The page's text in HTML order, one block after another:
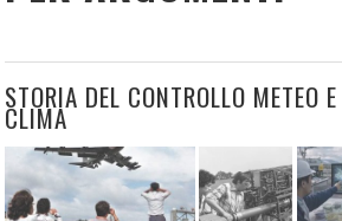
STORIA DEL CONTROLLO METEO E
CLIMA